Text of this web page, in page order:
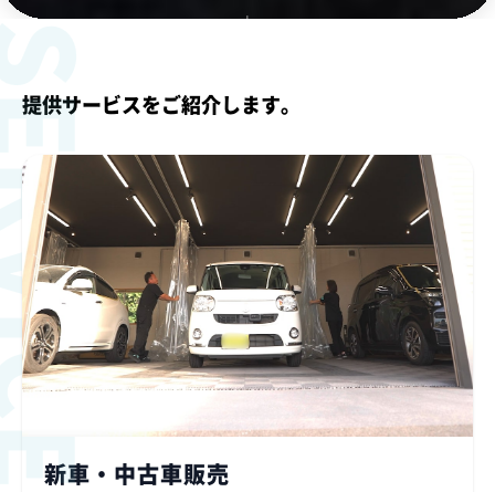
提供サービスをご紹介します。
新車・中古車販売